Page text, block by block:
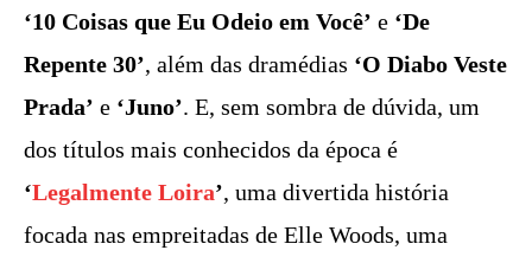
‘10 Coisas que Eu Odeio em Você’ e ‘De
Repente 30’, além das dramédias ‘O Diabo Veste
Prada’ e ‘Juno’. E, sem sombra de dúvida, um
dos títulos mais conhecidos da época é
‘Legalmente Loira’, uma divertida história
focada nas empreitadas de Elle Woods, uma